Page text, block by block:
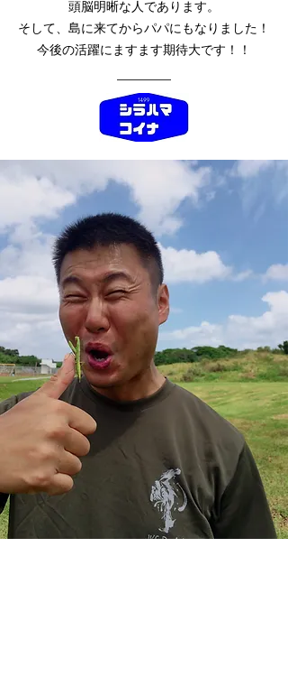
頭脳明晰な人であります。
そして、島に来てからパパにもなりました！
今後の活躍にますます期待大です！！